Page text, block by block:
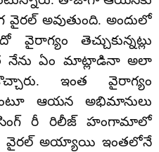
అవుతుంది. అందులో
తెచ్చుకున్నట్లు
నేను ఏం మాట్లాడినా అలా
ఇంత వైరాగ్యం
అంటూ ఆయన అభిమానులు
సింగ్ రీ రిలీజ్ హంగామాలో
వైరల్ అయ్యాయి ఇంతలోనే